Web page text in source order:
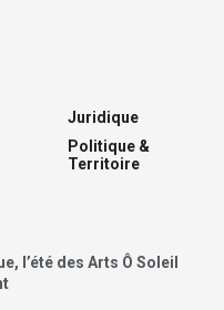
Juridique
Politique &
Territoire
l’été des Arts Ô Soleil